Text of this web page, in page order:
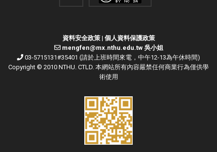
資料安全政策| 個人資料保護政策
mengfen@mx.nthu.edu.tw 吳小姐
03-5715131#35401 (請於上班時間來電，中午12-13為午休時間)
Copyright © 2010 NTHU. CTLD. 本網站所有內容嚴禁任何商業行為僅供學
術使用